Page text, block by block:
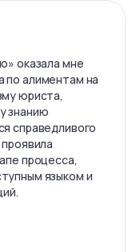
оказала мне
алиментам на
юриста,
знанию
справедливого
процесса,
языком и